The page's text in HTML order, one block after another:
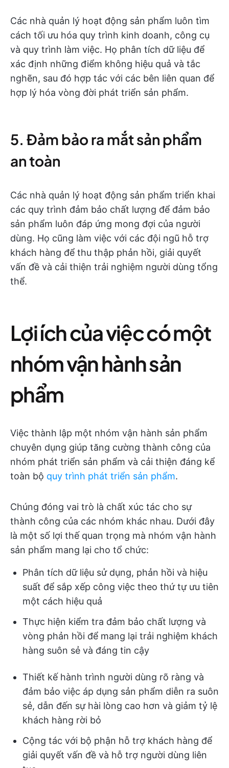
Các nhà quản lý hoạt động sản phẩm luôn tìm
cách tối ưu hóa quy trình kinh doanh, công cụ
và quy trình làm việc. Họ phân tích dữ liệu để
xác định những điểm không hiệu quả và tắc
nghẽn, sau đó hợp tác với các bên liên quan để
hợp lý hóa vòng đời phát triển sản phẩm.
5. Đảm bảo ra mắt sản phẩm
an toàn
Các nhà quản lý hoạt động sản phẩm triển khai
các quy trình đảm bảo chất lượng để đảm bảo
sản phẩm luôn đáp ứng mong đợi của người
dùng. Họ cũng làm việc với các đội ngũ hỗ trợ
khách hàng để thu thập phản hồi, giải quyết
vấn đề và cải thiện trải nghiệm người dùng tổng
thể.
Lợi ích của việc có một
nhóm vận hành sản
phẩm
Việc thành lập một nhóm vận hành sản phẩm
chuyên dụng giúp tăng cường thành công của
nhóm phát triển sản phẩm và cải thiện đáng kể
toàn bộ quy trình phát triển sản phẩm.
Chúng đóng vai trò là chất xúc tác cho sự
thành công của các nhóm khác nhau. Dưới đây
là một số lợi thế quan trọng mà nhóm vận hành
sản phẩm mang lại cho tổ chức:
Phân tích dữ liệu sử dụng, phản hồi và hiệu
suất để sắp xếp công việc theo thứ tự ưu tiên
một cách hiệu quả
Thực hiện kiểm tra đảm bảo chất lượng và
vòng phản hồi để mang lại trải nghiệm khách
hàng suôn sẻ và đáng tin cậy
Thiết kế hành trình người dùng rõ ràng và
đảm bảo việc áp dụng sản phẩm diễn ra suôn
sẻ, dẫn đến sự hài lòng cao hơn và giảm tỷ lệ
khách hàng rời bỏ
Cộng tác với bộ phận hỗ trợ khách hàng để
giải quyết vấn đề và hỗ trợ người dùng liên